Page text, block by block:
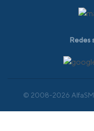
Redes
© 2008-2026